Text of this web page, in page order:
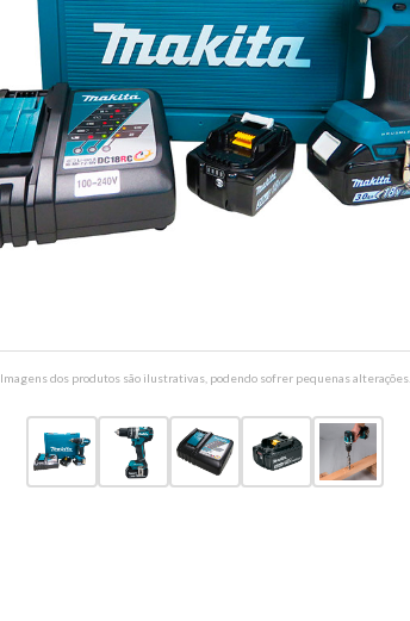
Imagens dos produtos são ilustrativas, podendo sofrer pequenas alterações.